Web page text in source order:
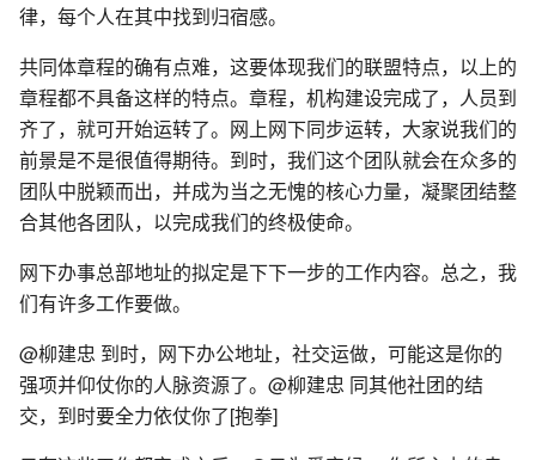
律，每个人在其中找到归宿感。
共同体章程的确有点难，这要体现我们的联盟特点，以上的
章程都不具备这样的特点。章程，机构建设完成了，人员到
齐了，就可开始运转了。网上网下同步运转，大家说我们的
前景是不是很值得期待。到时，我们这个团队就会在众多的
团队中脱颖而出，并成为当之无愧的核心力量，凝聚团结整
合其他各团队，以完成我们的终极使命。
网下办事总部地址的拟定是下下一步的工作内容。总之，我
们有许多工作要做。
@柳建忠 到时，网下办公地址，社交运做，可能这是你的
强项并仰仗你的人脉资源了。@柳建忠 同其他社团的结
交，到时要全力依仗你了[抱拳]